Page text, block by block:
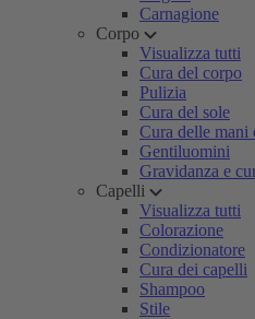
Carnagione
Corpo
Visualizza tutti
Cura del corpo
Pulizia
Cura del sole
Cura delle mani
Gentiluomini
Gravidanza e
Capelli
Visualizza tutti
Colorazione
Condizionatore
Cura dei capelli
Shampoo
Stile